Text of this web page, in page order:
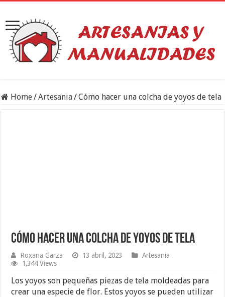
Home/Artesania/Cómo hacer una colcha de yoyos de tela
Cómo hacer una colcha de yoyos de tela
Roxana Garza 13 abril, 2023
Artesania
1,344 Views
Los yoyos son pequeñas piezas de tela moldeadas para
crear una especie de flor. Estos yoyos se pueden utilizar